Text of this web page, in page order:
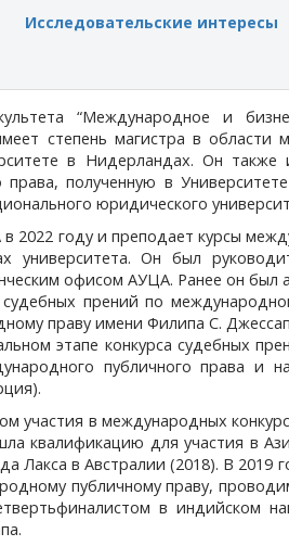
Исследовательские интересы
“Международное и
степень магистра в области
в Нидерландах. Он также
права, полученную в
юридического
2022 году и преподает курсы
университета. Он был
офисом АУЦА. Ранее он был
судебных прений по
праву имени Филипа С.
этапе конкурса судебных
публичного права и
участия в международных
квалификацию для участия в
Лакса в Австралии (2018). В 2019
публичному праву,
в индийском